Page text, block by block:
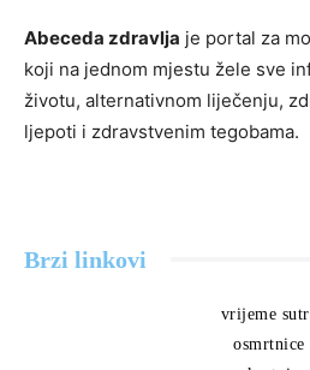
Abeceda zdravlja je portal za
koji na jednom mjestu žele sve
životu, alternativnom liječenju,
ljepoti i zdravstvenim tegobama.
Brzi linkovi
vrijeme
osmrtnice